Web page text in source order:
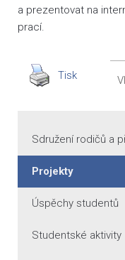
a prezentovat na
prací.
Tisk
Sdružení rodičů a
Projekty
Úspěchy studentů
Studentské aktivity